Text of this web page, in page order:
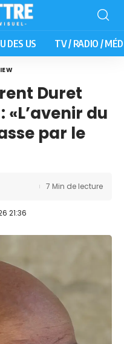
DES US TV / RADIO /
Duret
du
par le
21:36
7 Min de lecture